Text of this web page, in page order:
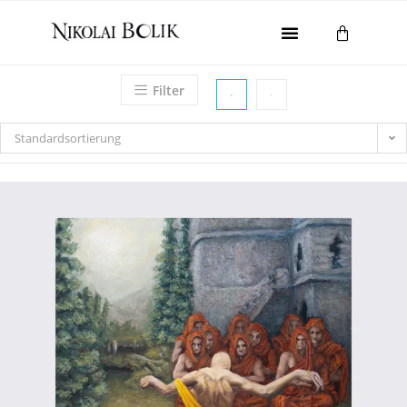
Gesamtwerk
Kontakt
Filter
Standardsortierung